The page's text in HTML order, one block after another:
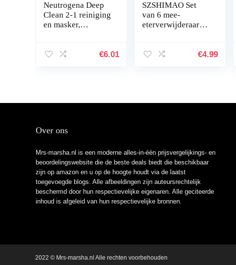
Neutrogena Deep
Clean 2-1 reiniging
en masker,
gezichtsreiniging
€6.01
SZSHIMAO Set
van 6 mee-
eterverwijderaars,
roestvrij staal, acne
€4.99
Over ons
Mrs-marsha.nl is een moderne alles-in-één prijsvergelijkings- en
beoordelingswebsite die de beste deals biedt die beschikbaar
zijn op amazon en u op de hoogte houdt via de laatst
toegevoegde blogs. Alle afbeeldingen zijn auteursrechtelijk
beschermd door hun respectievelijke eigenaren. Alle geciteerde
inhoud is afgeleid van hun respectievelijke bronnen.
2022 © Mrs-marsha.nl Alle rechten voorbehouden